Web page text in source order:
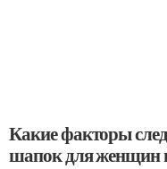
Какие факторы
шапок для женщин